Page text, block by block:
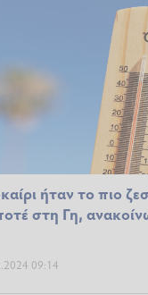
ήταν το πιο
στη Γη,
09:14